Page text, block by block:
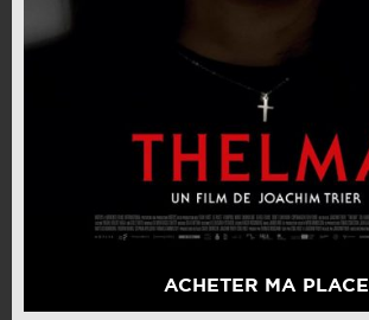
ACHETER MA PLACE